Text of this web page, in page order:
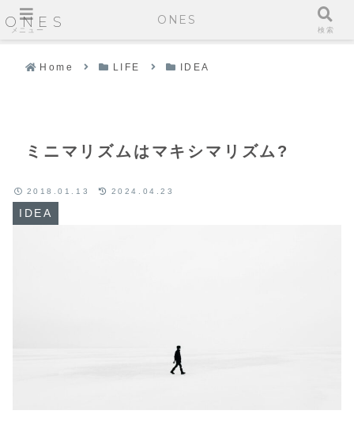
ONES
Home LIFE IDEA
ミニマリズムはマキシマリズム?
IDEA
2018.01.13 2024.04.23
メニュー
ONES
検索